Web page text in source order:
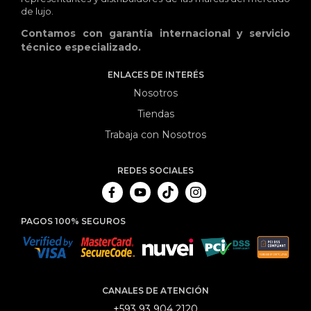
de lujo.
Contamos con garantía internacional y servicio
técnico especializado.
ENLACES DE INTERÉS
Nosotros
Tiendas
Trabaja con Nosotros
REDES SOCIALES
PAGOS 100% SEGUROS
CANALES DE ATENCIÓN